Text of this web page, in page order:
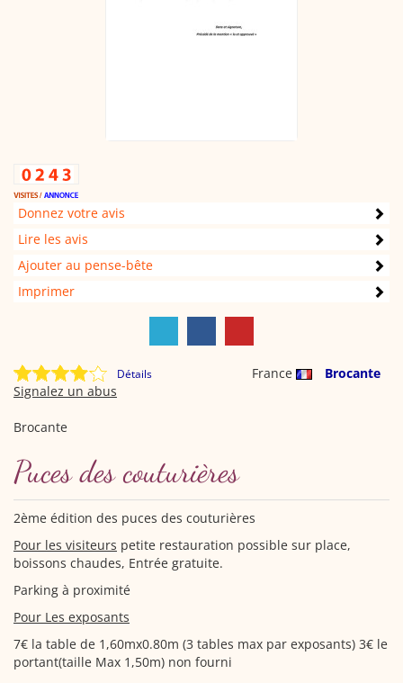
Donnez votre avis
Lire les avis
Ajouter au pense-bête
Imprimer
Détails France
Brocante
Signalez un abus
Brocante
Puces des couturières
2ème édition des puces des couturières
Pour les visiteurs petite restauration possible sur place,
boissons chaudes, Entrée gratuite.
Parking à proximité
Pour Les exposants
7€ la table de 1,60mx0.80m (3 tables max par exposants) 3€ le
portant(taille Max 1,50m) non fourni